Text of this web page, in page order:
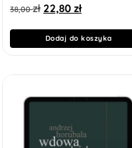
38,00zł 22,80 zł
Dodaj do koszyka